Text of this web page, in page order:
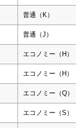
普通（K）
普通（J）
エコノミー（H）
エコノミー（H）
エコノミー（Q）
エコノミー（S）